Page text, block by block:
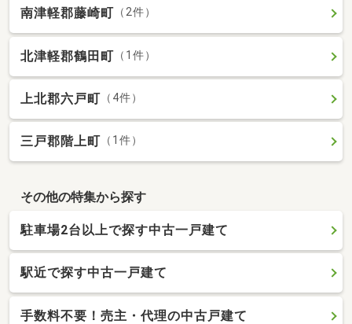
南津軽郡藤崎町 （2件）
北津軽郡鶴田町 （1件）
上北郡六戸町 （4件）
三戸郡階上町 （1件）
その他の特集から探す
駐車場2台以上で探す中古一戸建て
駅近で探す中古一戸建て
手数料不要！売主・代理の中古戸建て